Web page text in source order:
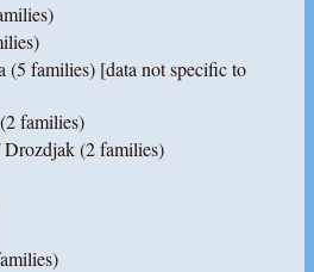
families) [data not specific to
families)
(2 families)